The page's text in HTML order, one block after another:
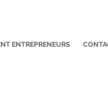
ENTREPRENEURS